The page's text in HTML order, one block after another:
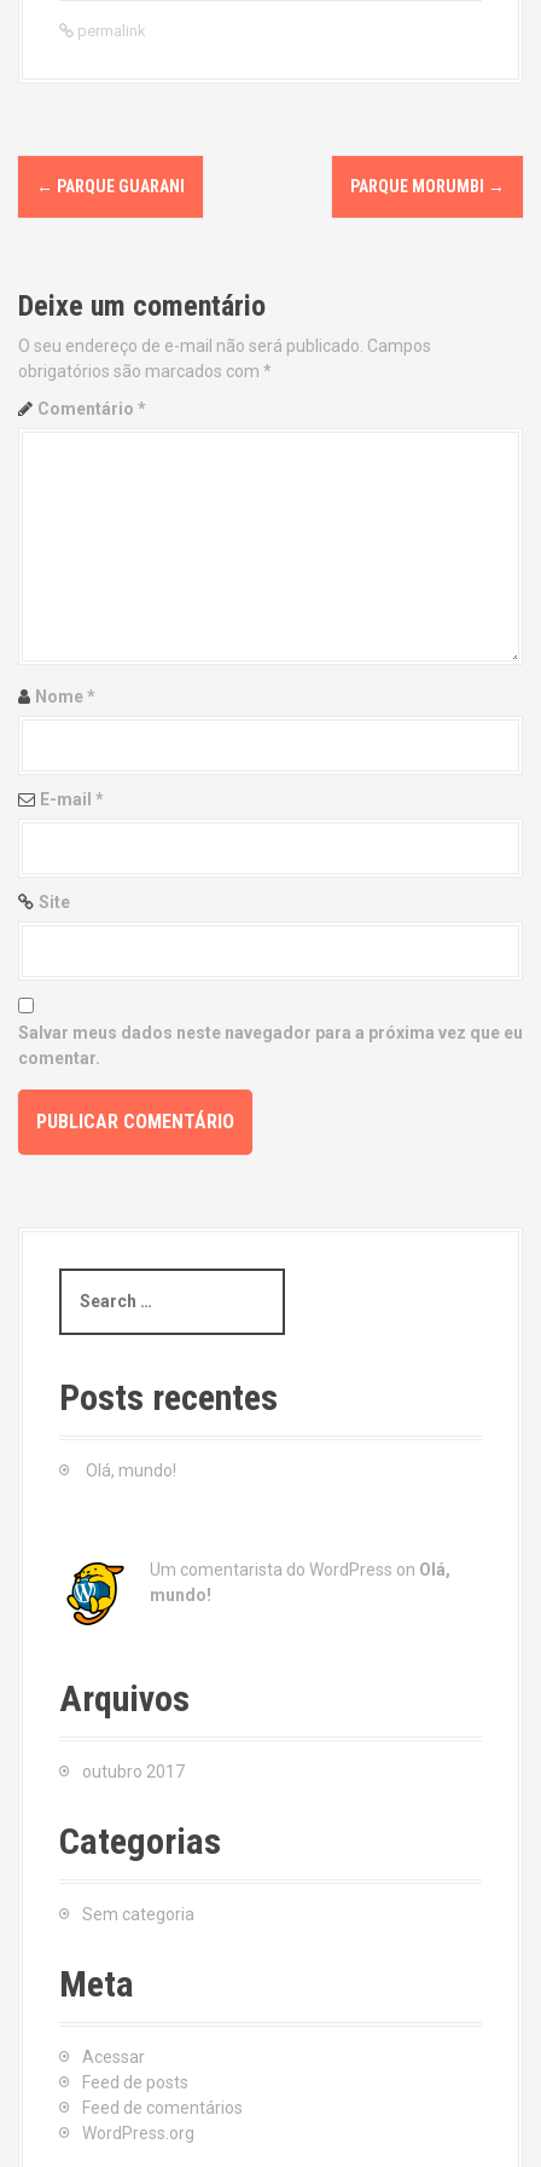
permalink
P
o
t
n
a
i
n
← PARQUE GUARANI PARQUE MORUMBI →
Deixe um comentário
O seu endereço de e-mail não será publicado. Campos
obrigatórios são marcados com *
Comentário *
Nome*
E-mail *
Site
Salvar meus dados neste navegador para a próxima vez que eu
comentar.
a
c
h
Posts recentes
Olá, mundo!
Um comentarista do WordPress on Olá,
mundo!
Arquivos
outubro 2017
Categorias
Sem categoria
Meta
Acessar
Feed de posts
Feed de comentários
WordPress.org